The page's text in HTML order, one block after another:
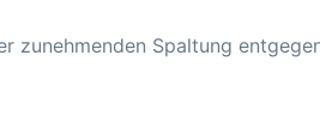
zunehmenden Spaltung